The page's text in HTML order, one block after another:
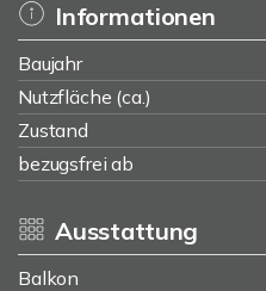
Informationen
Baujahr
Nutzfläche (ca.)
Zustand
bezugsfrei ab
Ausstattung
Balkon